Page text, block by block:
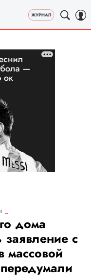
дома
заявление с
массовой